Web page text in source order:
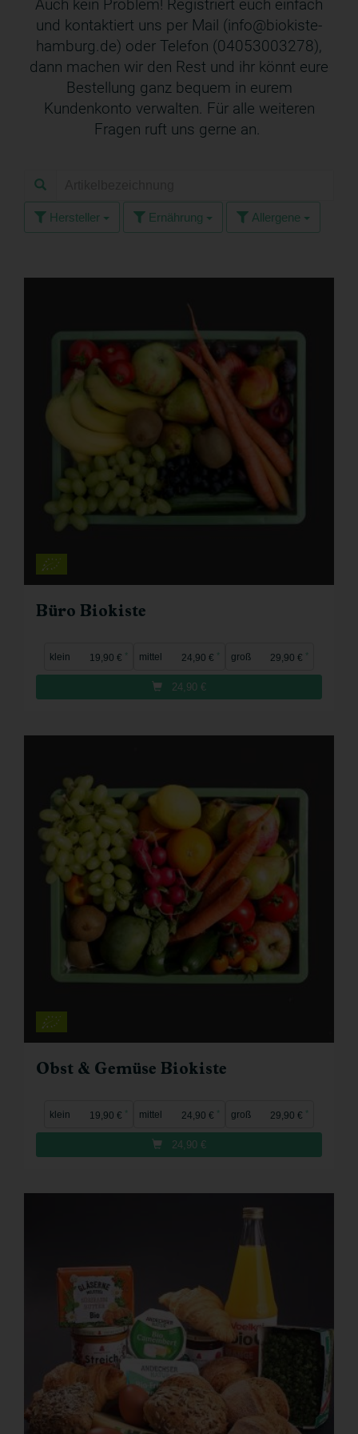
Auch kein Problem! Registriert euch einfach
und kontaktiert uns per Mail (info@biokiste-
hamburg.de) oder Telefon (04053003278),
dann machen wir den Rest und ihr könnt eure
Bestellung ganz bequem in eurem
Kundenkonto verwalten. Für alle weiteren
Fragen ruft uns gerne an.
Hersteller Ernährung Allergene
Büro Biokiste
klein 19,90 € * mittel 24,90 € * groß 29,90 € *
24,90 €
Obst & Gemüse Biokiste
klein 19,90 € * mittel 24,90 € * groß 29,90 € *
24,90 €